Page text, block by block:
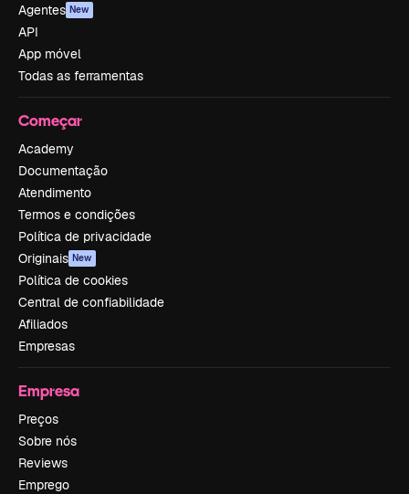
Agentes New
API
App móvel
Todas as ferramentas
Começar
Academy
Documentação
Atendimento
Termos e condições
Política de privacidade
Originais New
Política de cookies
Central de confiabilidade
Afiliados
Empresas
Empresa
Preços
Sobre nós
Reviews
Emprego